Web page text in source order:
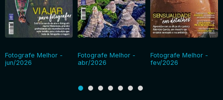
Fotografe Melhor -
jun/2026
Fotografe Melhor -
abr/2026
Fotografe Melhor -
fev/2026